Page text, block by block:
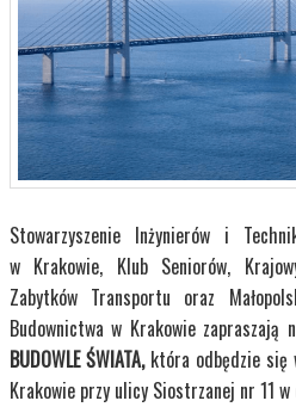
Stowarzyszenie Inżynierów i
w Krakowie, Klub Seniorów,
Zabytków Transportu oraz
Budownictwa w Krakowie
BUDOWLE ŚWIATA, która odbędzie się
Krakowie przy ulicy Siostrzanej nr 11 w